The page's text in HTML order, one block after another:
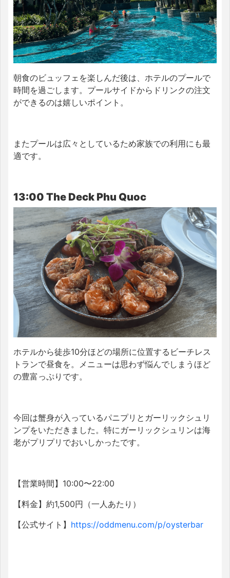
朝食のビュッフェを楽しんだ後は、ホテルのプールで
時間を過ごします。プールサイドからドリンクの注文
ができるのは嬉しいポイント。
またプールは広々としているため家族での利用にも最
適です。
13:00 The Deck Phu Quoc
ホテルから徒歩10分ほどの場所に位置するビーチレス
トランで昼食を。メニューは思わず悩んでしまうほど
の豊富っぷりです。
今回は蟹身が入っているパニプリとガーリックシュリ
ンプをいただきました。特にガーリックシュリンは海
老がプリプリでおいしかったです。
【営業時間】10:00〜22:00
【料金】約1,500円（一人あたり）
【公式サイト】 https://oddmenu.com/p/oysterbar